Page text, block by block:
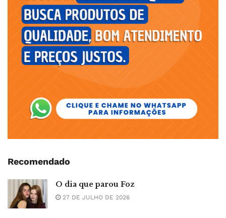
Recomendado
O dia que parou Foz
27 DE JULHO DE 2026